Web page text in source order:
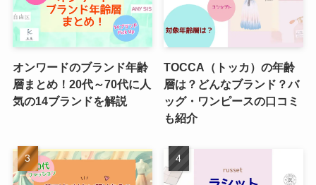
オンワードのブランド年齢
層まとめ！20代～70代に人
気の14ブランドを解説
TOCCA（トッカ）の年齢
層は？どんなブランド？バ
ッグ・ワンピースの口コミ
も紹介